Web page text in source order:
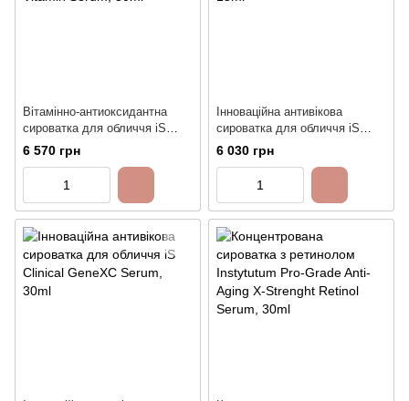
Вітамінно-антиоксидантна
сироватка для обличчя iS
Clinical Poly-Vitamin Serum,
6 570 грн
Інноваційна антивікова
сироватка для обличчя iS
Clinical GeneXC Serum, 15ml
6 030 грн